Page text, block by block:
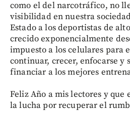
como el del narcotráfico, no
visibilidad en nuestra
Estado a los deportistas de
crecido exponencialmente
impuesto a los celulares para
continuar, crecer, enfocarse y
financiar a los mejores
Feliz Año a mis lectores y que
la lucha por recuperar el